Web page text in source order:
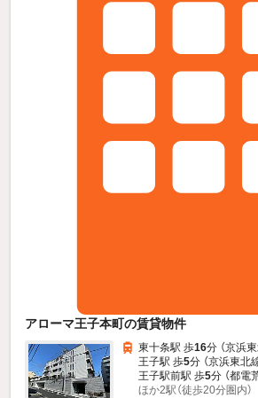
アローマ王子本町の賃貸物件
東十条駅 歩16分 （京浜東
王子駅 歩5分 （京浜東北
王子駅前駅 歩5分 （都電
ほか2駅（徒歩20分圏内）